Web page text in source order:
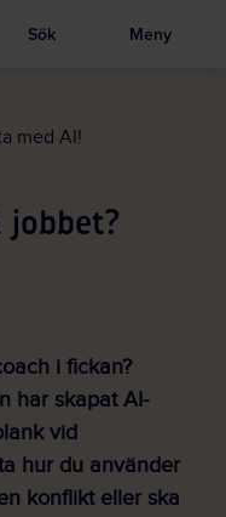
Visa sökruta
Sök Meny
med AI!
jobbet?
i fickan?
har skapat AI-
vid
hur du använder
konflikt eller ska